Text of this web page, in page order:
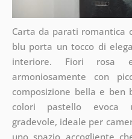
Carta da parati romantica
blu porta un tocco di
interiore. Fiori rosa
armoniosamente con
composizione bella e ben
colori pastello evoca
gradevole, ideale per